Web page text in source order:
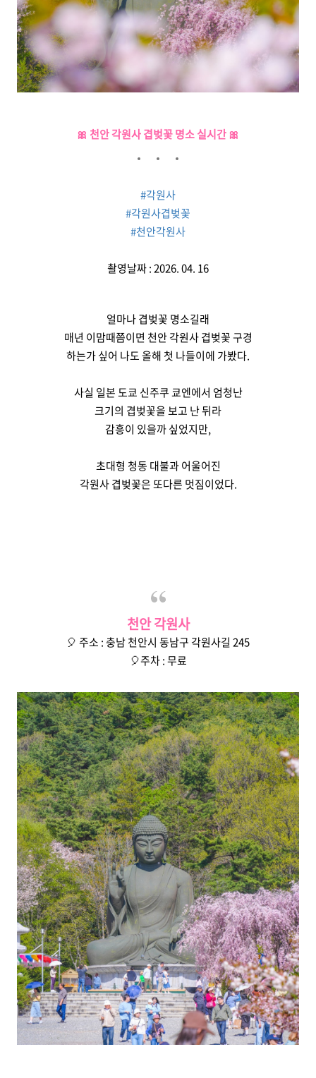
🎀 천안 각원사 겹벚꽃 명소 실시간 🎀
#각원사
#각원사겹벚꽃
#천안각원사
촬영날짜 : 2026. 04. 16
얼마나 겹벚꽃 명소길래
매년 이맘때쯤이면 천안 각원사 겹벚꽃 구경
하는가 싶어 나도 올해 첫 나들이에 가봤다.
사실 일본 도쿄 신주쿠 쿄엔에서 엄청난
크기의 겹벚꽃을 보고 난 뒤라
감흥이 있을까 싶었지만,
초대형 청동 대불과 어울어진
각원사 겹벚꽃은 또다른 멋짐이었다.
천안 각원사
🎈 주소 : 충남 천안시 동남구 각원사길 245
🎈주차 : 무료